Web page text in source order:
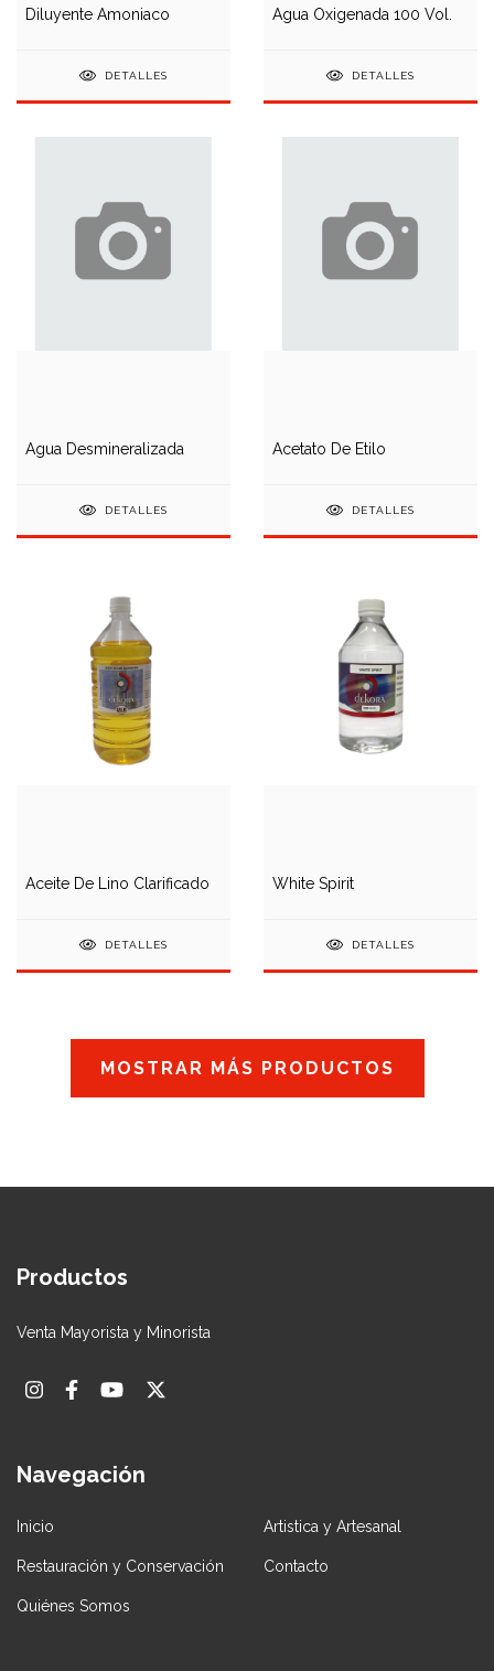
Diluyente Amoniaco
DETALLES
Agua Oxigenada 100 Vol.
DETALLES
Agua Desmineralizada
DETALLES
Acetato De Etilo
DETALLES
Aceite De Lino Clarificado
DETALLES
White Spirit
DETALLES
MOSTRAR MÁS PRODUCTOS
Productos
Venta Mayorista y Minorista
Navegación
Inicio Artistica y Artesanal
Restauración y Conservación Contacto
Quiénes Somos